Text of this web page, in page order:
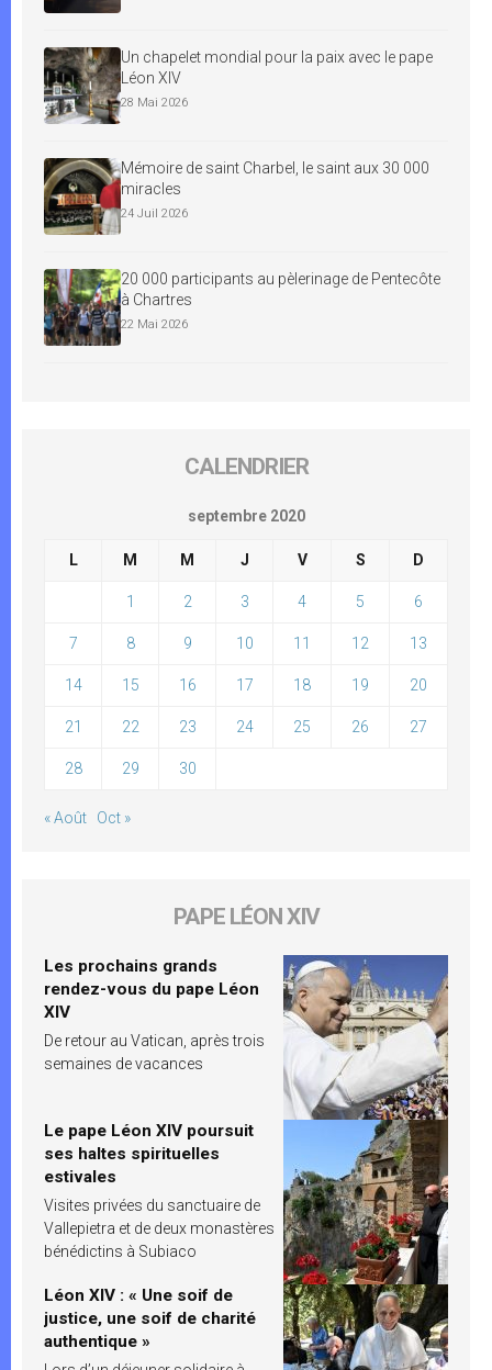
Un chapelet mondial pour la paix avec le pape
Léon XIV
28 Mai 2026
Mémoire de saint Charbel, le saint aux 30 000
miracles
24 Juil 2026
20 000 participants au pèlerinage de Pentecôte
à Chartres
22 Mai 2026
CALENDRIER
septembre 2020
L M M J V S D
1 2 3 4 5 6
7 8 9 10 11 12 13
14 15 16 17 18 19 20
21 22 23 24 25 26 27
28 29 30
« Août Oct »
PAPE LÉON XIV
Les prochains grands
rendez-vous du pape Léon
XIV
De retour au Vatican, après trois
semaines de vacances
Le pape Léon XIV poursuit
ses haltes spirituelles
estivales
Visites privées du sanctuaire de
Vallepietra et de deux monastères
bénédictins à Subiaco
Léon XIV : « Une soif de
justice, une soif de charité
authentique »